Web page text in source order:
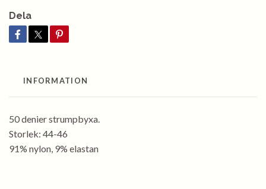
Dela
INFORMATION
50 denier strumpbyxa.
Storlek: 44-46
91% nylon, 9% elastan